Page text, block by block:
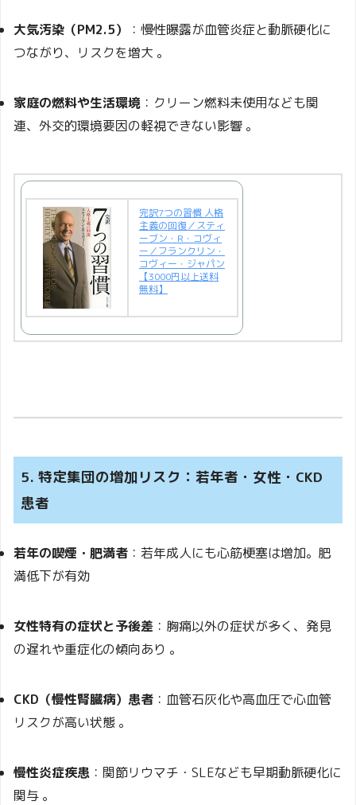
大気汚染（PM2.5）
：慢性曝露が血管炎症と動脈硬化に
つながり、リスクを増大 。
家庭の燃料や生活環境 ：クリーン燃料未使用なども関
連、外交的環境要因の軽視できない影響 。
完訳7つの習慣 人格
主義の回復／スティ
ーブン・R・コヴィ
ー／フランクリン・
コヴィー・ジャパン
【3000円以上送料
無料】
5. 特定集団の増加リスク：若年者・女性・CKD
患者
若年の喫煙・肥満者 ：若年成人にも心筋梗塞は増加。肥
満低下が有効
女性特有の症状と予後差 ：胸痛以外の症状が多く、発見
の遅れや重症化の傾向あり 。
CKD（慢性腎臓病）患者 ：血管石灰化や高血圧で心血管
リスクが高い状態 。
慢性炎症疾患 ：関節リウマチ・SLEなども早期動脈硬化に
関与 。